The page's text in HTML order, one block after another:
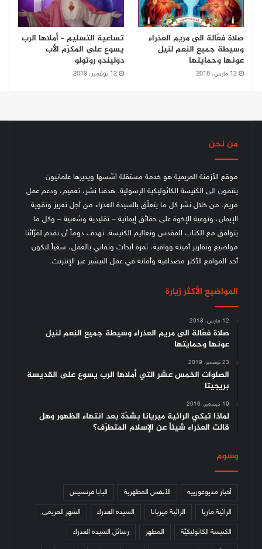
صلاة فعّالة الى مريم العذراء
وسيطة جميع النِعم لنيل
عونها وحمايتها
12 مارس، 2018
تساعية التسليم – أملاها الرب
يسوع على المكرّم الأب
دوليندو روتولو
12 نوفمبر، 2019
من نحن
موقع الأزمنة المريمية هو خدمة مستقلة أسّسها ويديرها علمانيون
ينتمون الى الكنيسة الكاثوليكية الرسولية. هدفنا نشر، تعميم، ودعم عمل
مريم. من خلال نشر كل ما يتعلّق بالسيدة العذراء من أجل تعزيز وتقوية
الإيمان، وتوعية الإخوة على حقائق إيمانية – تقليدية وشعبية – وكل ما
يتوافق مع الكتاب المقدس وتعاليم الكنيسة. نهدف دوماً أن نقدم لقرّائنا
مواضيع وتقارير أمينة ووافية، ثمرة أبحاث وتفاني بالعمل، سعياً لنكون
أحد المواقع الأكثر مصداقية وأمانة في عمل التبشير عبر الإنترنت.
المواضيع الأكثر زيارة
12 مارس، 2018
صلاة فعّالة الى مريم العذراء وسيطة جميع النِعم لنيل
عونها وحمايتها
23 نوفمبر، 2019
الصلوات الخمس عشر التي أملاها الرب يسوع على القديسة
بريجيتا
19 ديسمبر، 2016
لماذا تبكي الرائية ميريانا بشدّة بعد انتهاء الظهور وهل
قالت العذراء شيئاً عن الإسلام المتطرّف؟
وسوم
أخبار مديوغورييه الأنفس المطهرية البابا فرنسيس
الرائية ماريا الرائية ميريانا السيدة العذراء الشهر المريمي
الكنيسة الكاثوليكيّة المطهر رسائل السيدة العذراء